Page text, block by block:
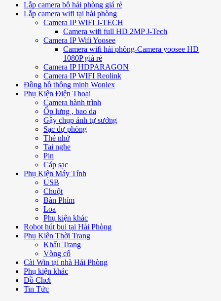
Lắp camera bộ hải phòng giá rẻ
Lắp camera wifi tại hải phòng
Camera IP WIFI J-TECH
Camera wifi full HD 2MP J-Tech
Camera IP Wifi Yoosee
Camera wifi hải phòng-Camera yoosee HD
1080P giá rẻ
Camera IP HDPARAGON
Camera IP WIFI Reolink
Đồng hồ thông minh Wonlex
Phụ Kiện Điện Thoại
Camera hành trình
Ốp lưng , bao da
Gậy chụp ảnh tự sướng
Sạc dự phòng
Thẻ nhớ
Tai nghe
Pin
Cáp sạc
Phụ Kiện Máy Tính
USB
Chuột
Bàn Phím
Loa
Phụ kiện khác
Robot hút bui tại Hải Phòng
Phụ Kiên Thời Trang
Khẩu Trang
Vòng cổ
Cài Win tại nhà Hải Phòng
Phụ kiện khác
Đồ Chơi
Tin Tức